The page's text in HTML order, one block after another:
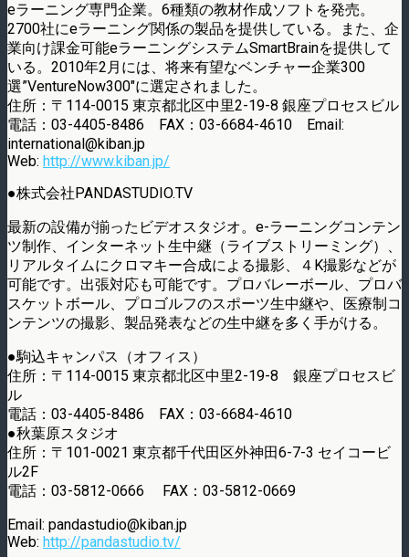
eラーニング専門企業。6種類の教材作成ソフトを発売。
2700社にeラーニング関係の製品を提供している。また、企
業向け課金可能eラーニングシステムSmartBrainを提供して
いる。2010年2月には、将来有望なベンチャー企業300
選”VentureNow300″に選定されました。
住所：〒114-0015 東京都北区中里2-19-8 銀座プロセスビル
電話：03-4405-8486 FAX：03-6684-4610 Email:
international@kiban.jp
Web: http://www.kiban.jp/
●株式会社PANDASTUDIO.TV
最新の設備が揃ったビデオスタジオ。e-ラーニングコンテン
ツ制作、インターネット生中継（ライブストリーミング）、
リアルタイムにクロマキー合成による撮影、４K撮影などが
可能です。出張対応も可能です。プロバレーボール、プロバ
スケットボール、プロゴルフのスポーツ生中継や、医療制コ
ンテンツの撮影、製品発表などの生中継を多く手がける。
●駒込キャンパス（オフィス）
住所：〒114-0015 東京都北区中里2-19-8 銀座プロセスビ
ル
電話：03-4405-8486 FAX：03-6684-4610
●秋葉原スタジオ
住所：〒101-0021 東京都千代田区外神田6-7-3 セイコービ
ル2F
電話：03-5812-0666 FAX：03-5812-0669
Email: pandastudio@kiban.jp
Web: http://pandastudio.tv/